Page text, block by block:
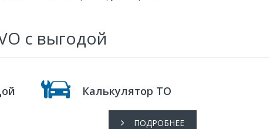
с выгодой
Калькулятор ТО
ПОДРОБНЕЕ